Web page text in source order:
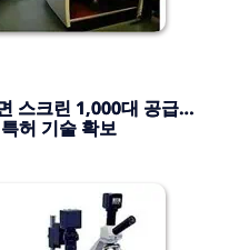
스크린 1,000대 공급…
허 기술 확보